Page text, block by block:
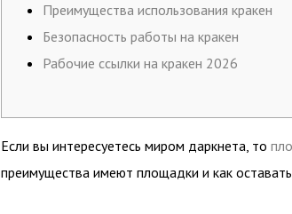
Преимущества использования кракен
Безопасность работы на кракен
Рабочие ссылки на кракен 2026
Если вы интересуетесь миром даркнета, то
преимущества имеют площадки и как